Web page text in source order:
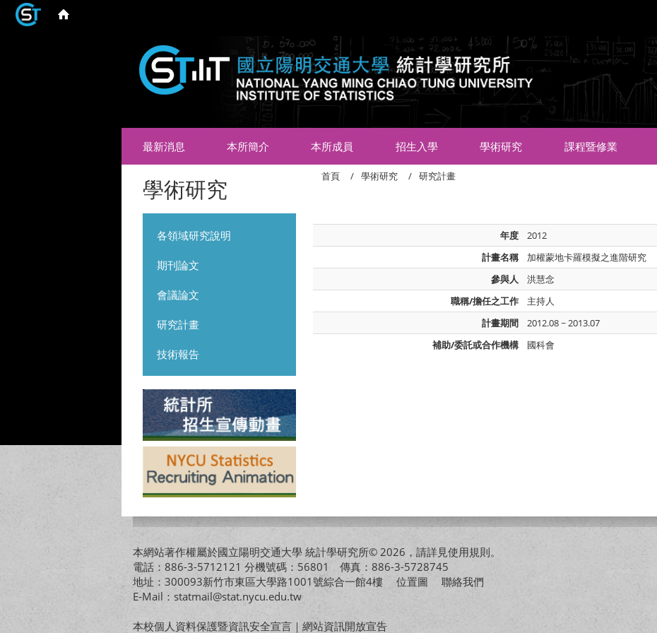
最新消息 本所簡介 本所成員 招生入學 學術研究 課程暨修業
學術研究
各領域研究說明
期刊論文
會議論文
研究計畫
技術報告
首頁 學術研究 研究計畫
年度
2012
計畫名稱
加權蒙地卡羅模擬之進階研究
參與人
洪慧念
職稱/擔任之工作
主持人
計畫期間
2012.08 ~ 2013.07
補助/委託或合作機構
國科會
本網站著作權屬於國立陽明交通大學 統計學研究所© 2026，請詳見使用規則。
電話：886-3-5712121 分機號碼：56801 傳真：886-3-5728745
地址：300093新竹市東區大學路1001號綜合一館4樓 位置圖
聯絡我們
E-Mail：statmail@stat.nycu.edu.tw
本校個人資料保護暨資訊安全宣言 ｜ 網站資訊開放宣告